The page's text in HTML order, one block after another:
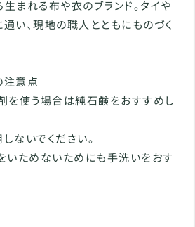
まれる布や衣のブランド。タイや
い、現地の職人とともにものづく
意点
を使う場合は純石鹸をおすすめし
ないでください。
いためないためにも手洗いをおす